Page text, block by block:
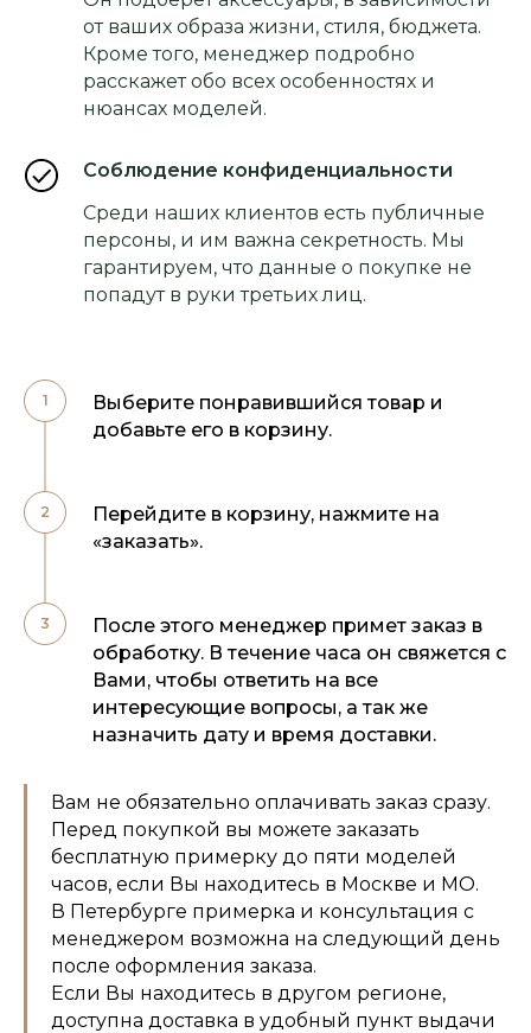
от ваших образа жизни, стиля, бюджета.
Кроме того, менеджер подробно
расскажет обо всех особенностях и
нюансах моделей.
Соблюдение конфиденциальности
Среди наших клиентов есть публичные
персоны, и им важна секретность. Мы
гарантируем, что данные о покупке не
попадут в руки третьих лиц.
Выберите понравившийся товар и
добавьте его в корзину.
Перейдите в корзину, нажмите на
«заказать».
После этого менеджер примет заказ в
обработку. В течение часа он свяжется с
Вами, чтобы ответить на все
интересующие вопросы, а так же
назначить дату и время доставки.
Вам не обязательно оплачивать заказ сразу.
Перед покупкой вы можете заказать
бесплатную примерку до пяти моделей
часов, если Вы находитесь в Москве и МО.
В Петербурге примерка и консультация с
менеджером возможна на следующий день
после оформления заказа.
Если Вы находитесь в другом регионе,
доступна доставка в удобный пункт выдачи